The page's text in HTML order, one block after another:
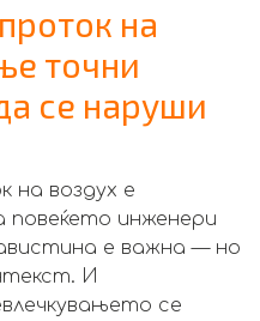
на
точни
се наруши
на воздух е
повеќето инженери
е важна — но
И
се